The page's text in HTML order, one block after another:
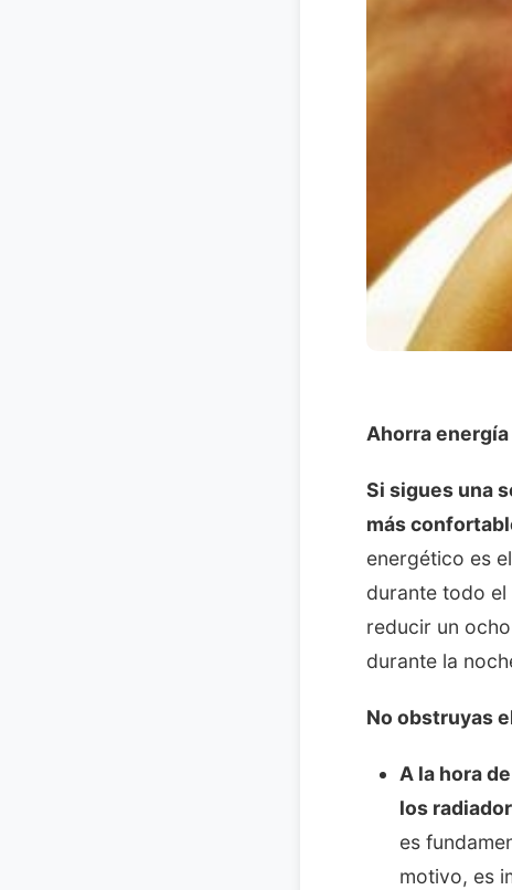
Ahorra
Si sigues una
más
energético es el
durante todo el
reducir un
durante la
No obstruyas
A la hora
los
es
motivo, es